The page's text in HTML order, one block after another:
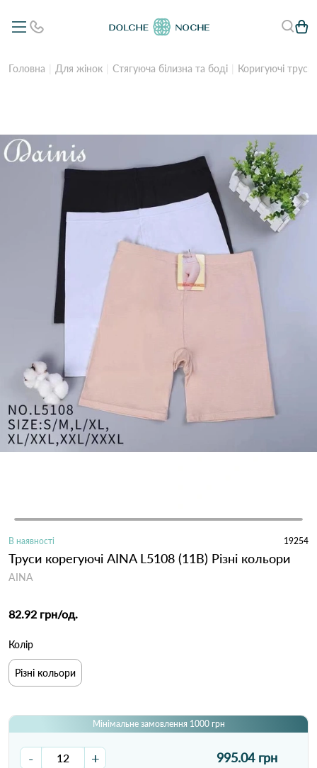
Головна Для жінок Стягуюча білизна та боді Коригуючі труси
В наявності 19254
Труси корегуючі AINA L5108 (11В) Різні кольори
AINA
82.92 грн/од.
Колір
Різні кольори
Мінімальне замовлення 1000 грн
- + 995.04 грн